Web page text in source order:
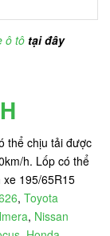
ô tô tại đây
thể chịu tải được
h. Lốp có thể
195/65R15
, Toyota
, Nissan